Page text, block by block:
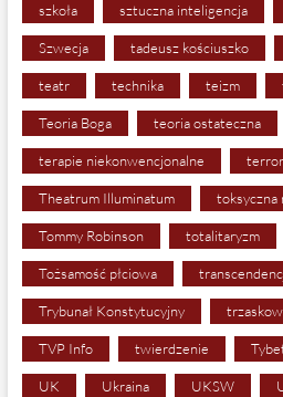
szkoła sztuczna inteligencja
Szwecja tadeusz kościuszko
teatr technika teizm
Teoria Boga teoria ostateczna
terapie niekonwencjonalne
Theatrum Illuminatum toksyczna
Tommy Robinson totalitaryzm
Tożsamość płciowa
Trybunał Konstytucyjny
TVP Info twierdzenie
UK Ukraina UKSW